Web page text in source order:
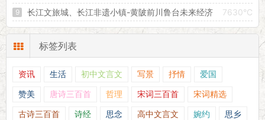
7630°C
长江文旅城、长江非遗小镇-黄陂前川鲁台未来经济
增长的引擎
标签列表
资讯 生活 初中文言文 写景 抒情 爱国
赞美 唐诗三百首 哲理 宋词三百首 宋词精选
古诗三百首 诗经 思念 高中文言文 婉约 思乡